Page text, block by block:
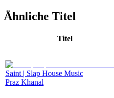
Ähnliche Titel
Titel
Saint | Slap House Music
Praz Khanal